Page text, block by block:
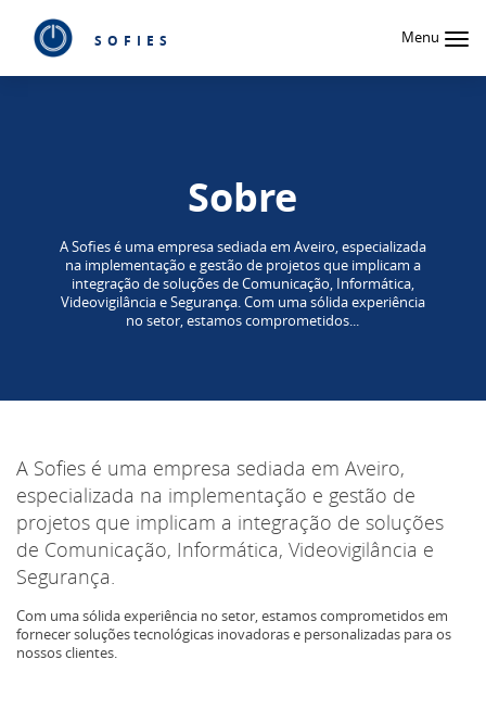
SOFIES Menu
Sobre
A Sofies é uma empresa sediada em Aveiro, especializada
na implementação e gestão de projetos que implicam a
integração de soluções de Comunicação, Informática,
Videovigilância e Segurança. Com uma sólida experiência
no setor, estamos comprometidos...
A Sofies é uma empresa sediada em Aveiro,
especializada na implementação e gestão de
projetos que implicam a integração de soluções
de Comunicação, Informática, Videovigilância e
Segurança.
Com uma sólida experiência no setor, estamos comprometidos em
fornecer soluções tecnológicas inovadoras e personalizadas para os
nossos clientes.